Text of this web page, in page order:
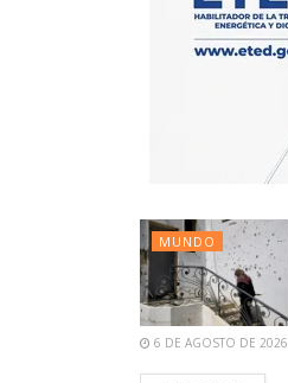
MUNDO
6 DE AGOSTO DE 2026